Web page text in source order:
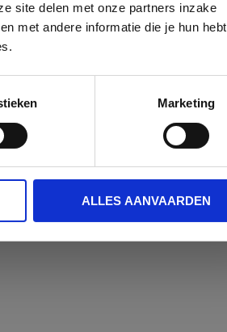
site delen met onze partners inzake
met andere informatie die je hun hebt
Marketing
ALLES AANVAARDEN